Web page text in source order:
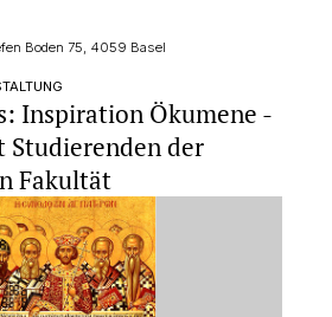
Boden 75, 4059 Basel
Inspiration Ökumene -
Studierenden der
Fakultät